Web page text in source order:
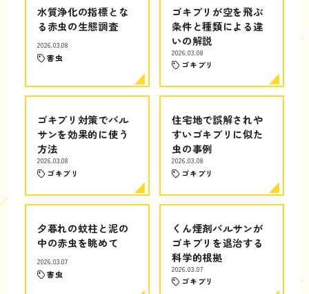
水質浄化の指標とな
る赤虫の生態調査
2026.03.08
害虫
ゴキブリが空を飛ぶ
条件と種類による違
いの解説
2026.03.08
ゴキブリ
ゴキブリ対策でバル
サンを効果的に使う
方法
2026.03.08
ゴキブリ
住宅地で誤解されや
すいゴキブリに似た
虫の事例
2026.03.08
ゴキブリ
夕暮れの蚊柱と泥の
中の赤虫を眺めて
2026.03.07
害虫
くん煙剤バルサンが
ゴキブリを退治する
科学的根拠
2026.03.07
ゴキブリ